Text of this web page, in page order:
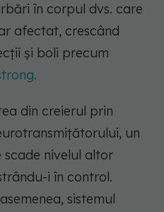
în corpul dvs. care
afectat, crescând
și boli precum
din creierul prin
un
nivelul altor
i în control.
sistemul